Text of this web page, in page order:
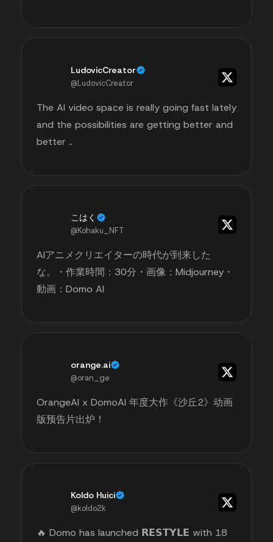
LudovicCreator
@LudovicCreator
The AI video space is really going fast lately
and the possibilities are getting better and
better ..
こはく
@Kohaku_NFT
AIアニメクリエイターの時代が到来した
な。・作業時間：30分・画像：Midjourney・
動画：Domo AI
orange.ai
@oran_ge
OrangeAI x DomoAI 年度大作《沙丘2》动画
版预告片出炉！
Koldo Huici
@koldo2k
🔥 Domo has launched 𝗥𝗘𝗦𝗧𝗬𝗟𝗘 with 18